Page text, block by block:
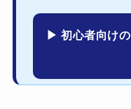
▶ 初心者向け